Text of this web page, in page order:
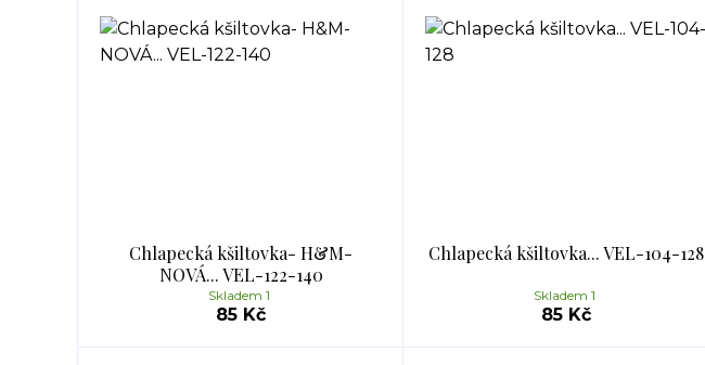
Chlapecká kšiltovka- H&M-
NOVÁ... VEL-122-140
85 Kč
Skladem 1
Chlapecká kšiltovka... VEL-104-128
85 Kč
Skladem 1